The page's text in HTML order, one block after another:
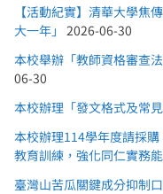
【活動紀實】清華大學焦
大一年」
2026-06-30
本校舉辦「教師資格審查
06-30
本校辦理「發文格式及常
本校辦理114學年度請採
教育訓練，強化同仁實務
臺灣山苦瓜關鍵成分抑制